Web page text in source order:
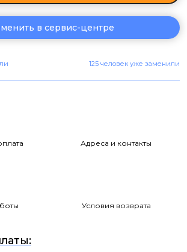
в сервис-центре
125 человек уже заменили
Адреса и контакты
Условия возврата